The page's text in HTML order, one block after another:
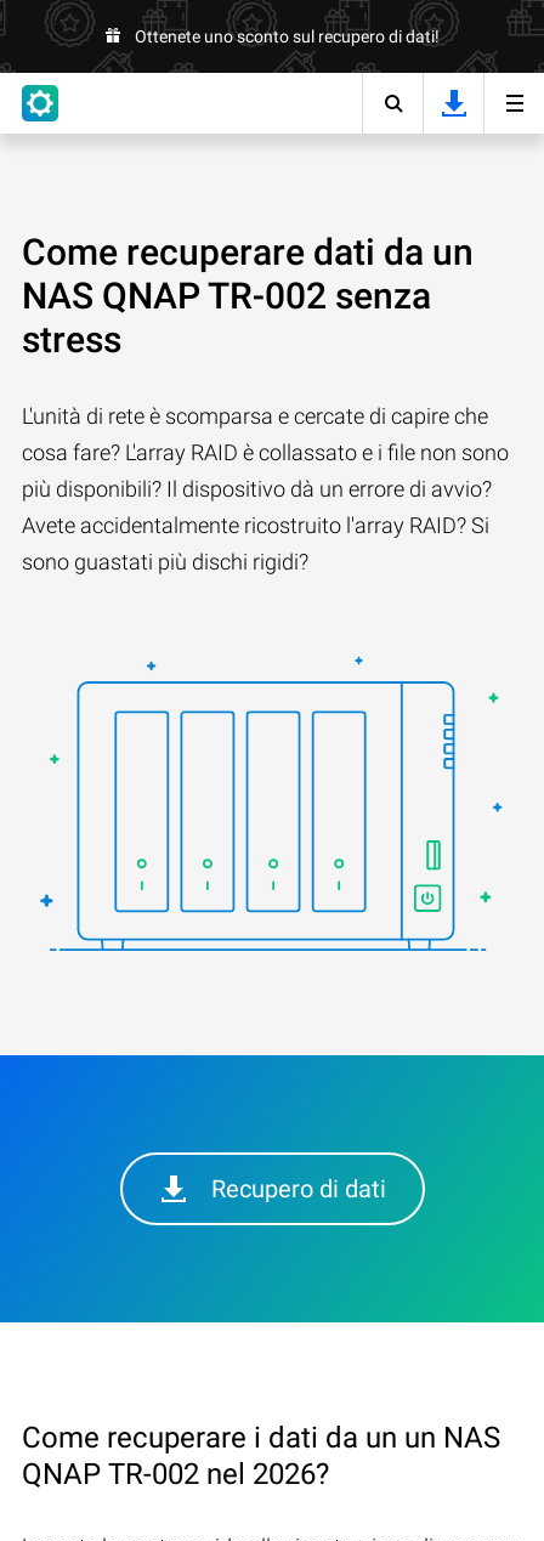
Ottenete uno sconto sul recupero di dati!
Come recuperare dati da un
NAS QNAP TR-002 senza
stress
L'unità di rete è scomparsa e cercate di capire che
cosa fare? L'array RAID è collassato e i file non sono
più disponibili? Il dispositivo dà un errore di avvio?
Avete accidentalmente ricostruito l'array RAID? Si
sono guastati più dischi rigidi?
Recupero di dati
Come recuperare i dati da un un NAS
QNAP TR-002 nel 2026?